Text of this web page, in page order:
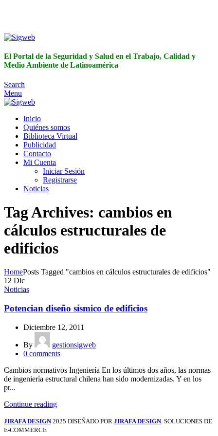
El Portal de la Seguridad y Salud en el Trabajo, Calidad y
Medio Ambiente de Latinoamérica
Search
Menu
Inicio
Quiénes somos
Biblioteca Virtual
Publicidad
Contacto
Mi Cuenta
Iniciar Sesión
Registrarse
Noticias
Tag Archives: cambios en
cálculos estructurales de
edificios
HomePosts Tagged "cambios en cálculos estructurales de edificios"
12 Dic
Noticias
Potencian diseño sísmico de edificios
Diciembre 12, 2011
By
gestionsigweb
0 comments
Cambios normativos Ingeniería En los últimos dos años, las normas
de ingeniería estructural chilena han sido modernizadas. Y en los
pr...
Continue reading
JIRAFA DESIGN 2025 DISEÑADO POR JIRAFA DESIGN. SOLUCIONES DE
E-COMMERCE